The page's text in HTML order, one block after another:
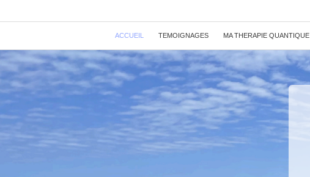
ACCUEIL TEMOIGNAGES MA THERAPIE QUANTIQUE